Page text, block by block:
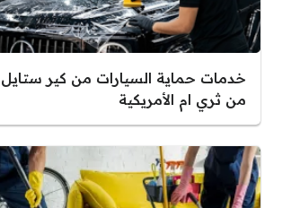
خدمات حماية السيارات من كير ستايل
من ثري ام الأمريكية